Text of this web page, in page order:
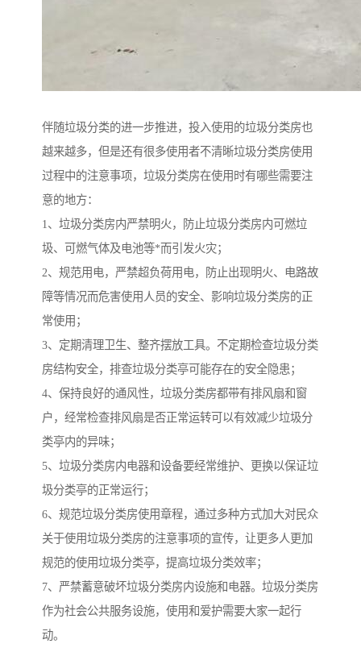
伴随垃圾分类的进一步推进，投入使用的垃圾分类房也
越来越多，但是还有很多使用者不清晰垃圾分类房使用
过程中的注意事项，垃圾分类房在使用时有哪些需要注
意的地方：
1、垃圾分类房内严禁明火，防止垃圾分类房内可燃垃
圾、可燃气体及电池等*而引发火灾；
2、规范用电，严禁超负荷用电，防止出现明火、电路故
障等情况而危害使用人员的安全、影响垃圾分类房的正
常使用；
3、定期清理卫生、整齐摆放工具。不定期检查垃圾分类
房结构安全，排查垃圾分类亭可能存在的安全隐患；
4、保持良好的通风性，垃圾分类房都带有排风扇和窗
户，经常检查排风扇是否正常运转可以有效减少垃圾分
类亭内的异味；
5、垃圾分类房内电器和设备要经常维护、更换以保证垃
圾分类亭的正常运行；
6、规范垃圾分类房使用章程，通过多种方式加大对民众
关于使用垃圾分类房的注意事项的宣传，让更多人更加
规范的使用垃圾分类亭，提高垃圾分类效率；
7、严禁蓄意破坏垃圾分类房内设施和电器。垃圾分类房
作为社会公共服务设施，使用和爱护需要大家一起行
动。